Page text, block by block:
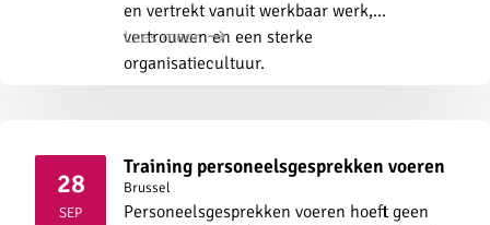
en vertrekt vanuit werkbaar werk,
vertrouwen en een sterke
organisatiecultuur.
Lees meer
28
SEP2026
Training personeelsgesprekken voeren
Brussel
Personeelsgesprekken voeren hoeft geen